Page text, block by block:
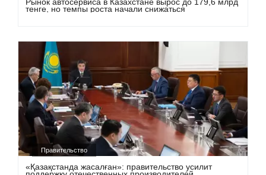
Рынок автосервиса в Казахстане вырос до 179,6 млрд
тенге, но темпы роста начали снижаться
Правительство
«Қазақстанда жасалған»: правительство усилит